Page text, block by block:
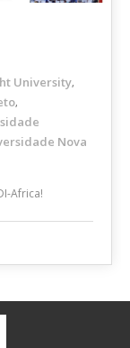
University,
,
Nova
Africa!